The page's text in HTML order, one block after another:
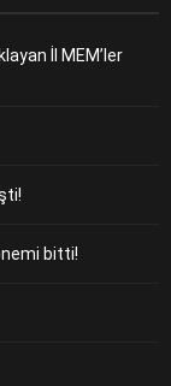
İl MEM’ler
bitti!